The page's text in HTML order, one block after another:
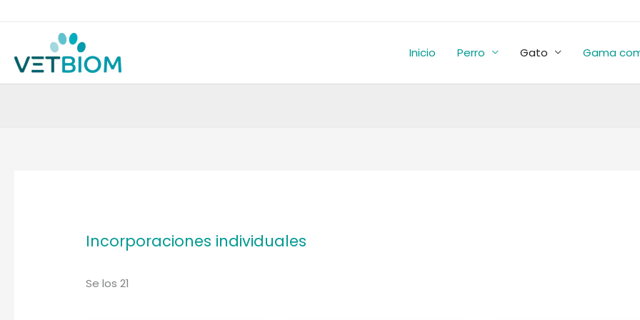
contenido
Inicio Perro Gato Gama
Incorporaciones individuales
Se los 21